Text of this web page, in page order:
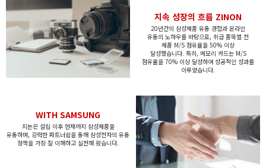
WITH SAMSUNG
지논은 설립 이후 현재까지 삼성제품을
유통하며, 강력한 파트너쉽을 통해 삼성전자의 유통
정책을 가장 잘 이해하고 실천해 왔습니다.
지속 성장의 흐름 ZINON
20년간의 삼성제품 유통 경험과 온라인
유통의 노하우를 바탕으로, 취급 품목별 전
제품 M/S 점유율을 50% 이상
달성했습니다. 특히, 메모리 카드는 M/S
점유율을 70% 이상 달성하여 성공적인 성과를
이루었습니다.